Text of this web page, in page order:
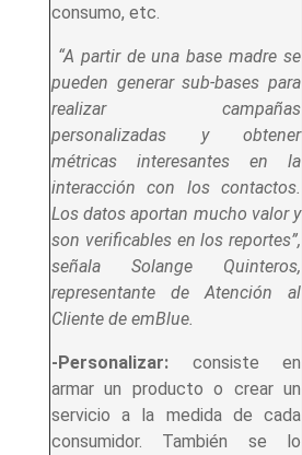
consumo, etc.
“A partir de una base madre se
pueden generar sub-bases para
realizar campañas
personalizadas y obtener
métricas interesantes en la
interacción con los contactos.
Los datos aportan mucho valor y
son verificables en los reportes”,
señala Solange Quinteros,
representante de Atención al
Cliente de emBlue.
-Personalizar: consiste en
armar un producto o crear un
servicio a la medida de cada
consumidor. También se lo